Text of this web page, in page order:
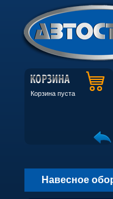
Корзина пуста
Навесное